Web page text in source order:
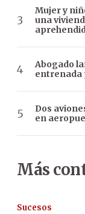
Mujer y
una
Abogado
entrenada
Dos
en
Más
Sucesos